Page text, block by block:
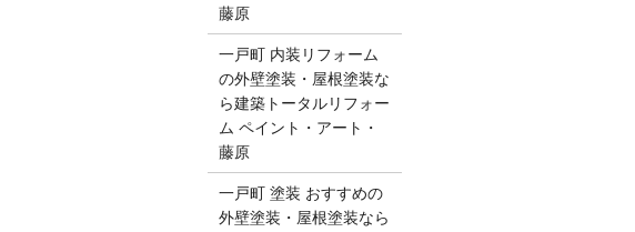
藤原
一戸町 内装リフォーム
の外壁塗装・屋根塗装な
ら建築トータルリフォー
ム ペイント・アート・
藤原
一戸町 塗装 おすすめの
外壁塗装・屋根塗装なら